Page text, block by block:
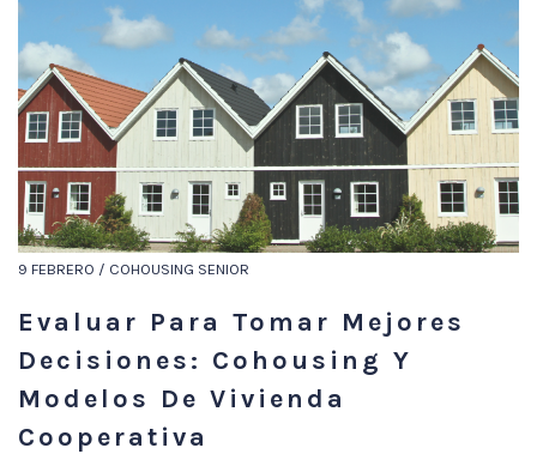
9 FEBRERO / COHOUSING SENIOR
Evaluar Para Tomar Mejores
Decisiones: Cohousing Y
Modelos De Vivienda
Cooperativa